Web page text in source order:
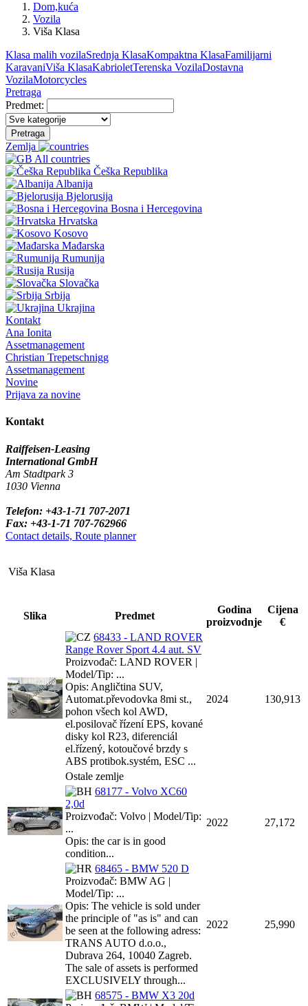
Dom,kuća
Vozila
Viša Klasa
Klasa malih vozilaSrednja KlasaKompaktna KlasaFamilijarni
KaravaniViša KlasaKabrioletTerenska VozilaDostavna
VozilaMotorcycles
Pretraga
Predmet:
Pretraga
Zemlja
All countries
Češka Republika
Albanija
Bjelorusija
Bosna i Hercegovina
Hrvatska
Kosovo
Mađarska
Rumunija
Rusija
Slovačka
Srbija
Ukrajina
Kontakt
Ana Ionita
Assetmanagement
Christian Trepetschnigg
Assetmanagement
Novine
Prijava za novine
Kontakt
Raiffeisen-Leasing
International GmbH
Am Stadtpark 3
1030 Vienna
Telefon: +43-1-71 707-2071
Fax: +43-1-71 707-762966
Contact details, Route planner
Viša Klasa
Slika Predmet
Godina
proizvodnje
Cijena
€
68433 - LAND ROVER
Range Rover Sport 4.4 aut. SV
Proizvođač: LAND ROVER |
Model/Tip: ...
Opis: Angličtina SUV,
Automat.převodovka 8mi st.,
pohon všech kol AWD,
el.posilovač řízení EPS, kované
disky kol R23, diferenciál
el.řízený, kotoučové brzdy s
ABS protibok.systém, ESC ...
2024 130,913
Ostale zemlje
68177 - Volvo XC60
2,0d
Proizvođač: Volvo | Model/Tip:
...
Opis: the car is in good
condition...
2022 27,172
68465 - BMW 520 D
Proizvođač: BMW AG |
Model/Tip: ...
Opis: The vehicle is sold under
the principle of "as is" and can
be seen at the following adress:
TRANS AUTO d.o.o.,
Dubrava 264, 10040 Zagreb.
The sale of assets is performed
EXCLUSIVELY through...
2022 25,990
68575 - BMW X3 20d